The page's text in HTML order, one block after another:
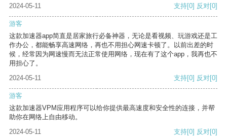
2024-05-11 支持[0] 反对[0]
游客
这款加速器app简直是居家旅行必备神器，无论是看视频、玩游戏还是工
作办公，都能畅享高速网络，再也不用担心网速卡顿了。以前出差的时
候，经常因为网速慢而无法正常使用网络，现在有了这个app，我再也不
用担心了。
2024-05-11
支持[0] 反对[0]
游客
这款加速器VPM应用程序可以给你提供最高速度和安全性的连接，并帮
助你在网络上自由移动。
2024-05-11
支持[0] 反对[0]